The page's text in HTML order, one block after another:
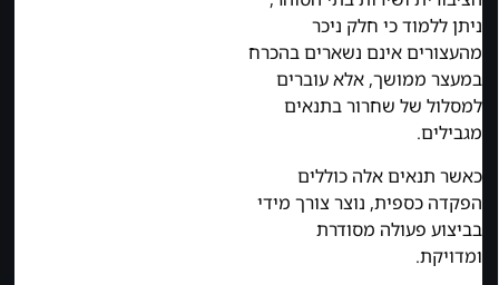
ניתן ללמוד כי חלק ניכר
מהעצורים אינם נשארים בהכרח
במעצר ממושך, אלא עוברים
למסלול של שחרור בתנאים
מגבילים.
כאשר תנאים אלה כוללים
הפקדה כספית, נוצר צורך מידי
בביצוע פעולה מסודרת
ומדויקת.